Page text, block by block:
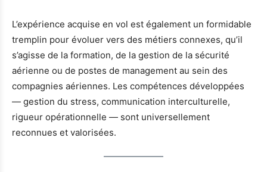
L’expérience acquise en vol est également un formidable
tremplin pour évoluer vers des métiers connexes, qu’il
s’agisse de la formation, de la gestion de la sécurité
aérienne ou de postes de management au sein des
compagnies aériennes. Les compétences développées
— gestion du stress, communication interculturelle,
rigueur opérationnelle — sont universellement
reconnues et valorisées.